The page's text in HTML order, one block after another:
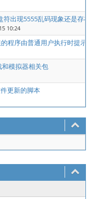
符出现5555乱码现象还是存在
10:24
程序由普通用户执行时提示
和模拟器相关包
更新的脚本